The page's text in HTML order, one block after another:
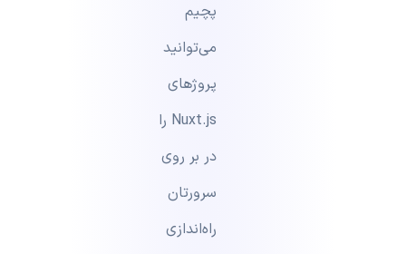
پچیم
می‌توانید
پروژ‌های
Nuxt.js را
در بر روی
سرورتان
راه‌اندازی